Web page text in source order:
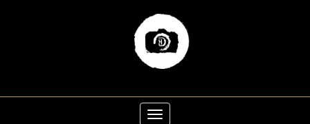
Toggle Navigation